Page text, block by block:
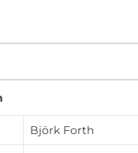
Björk Forth